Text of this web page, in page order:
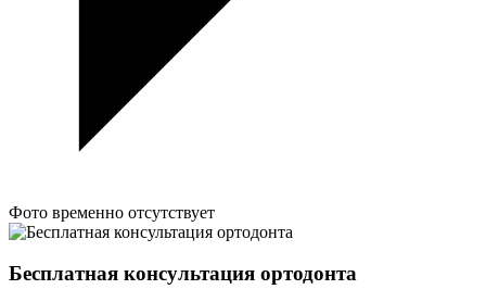
Фото временно отсутствует
Бесплатная консультация ортодонта